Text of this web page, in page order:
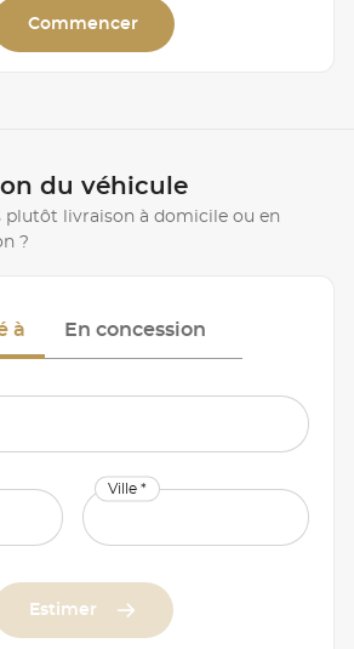
Commencer
du véhicule
plutôt livraison à domicile ou en
?
à En concession
Ville *
Estimer